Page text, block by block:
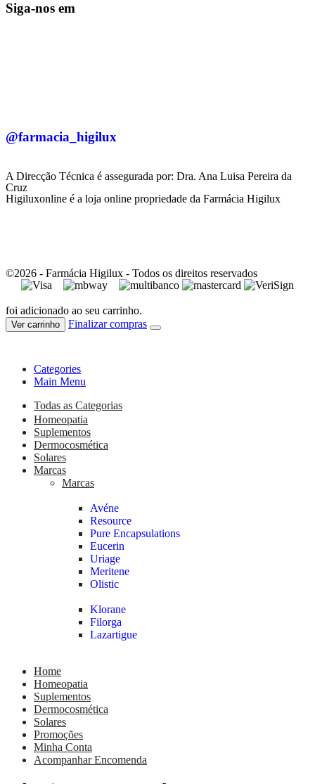
Siga-nos em
@farmacia_higilux
A Direcção Técnica é assegurada por: Dra. Ana Luisa Pereira da
Cruz
Higiluxonline é a loja online propriedade da Farmácia Higilux
©2026 - Farmácia Higilux - Todos os direitos reservados
foi adicionado ao seu carrinho.
Ver carrinho Finalizar compras
Categories
Main Menu
Todas as Categorias
Homeopatia
Suplementos
Dermocosmética
Solares
Marcas
Marcas
Avéne
Resource
Pure Encapsulations
Eucerin
Uriage
Meritene
Olistic
Klorane
Filorga
Lazartigue
Home
Homeopatia
Suplementos
Dermocosmética
Solares
Promoções
Minha Conta
Acompanhar Encomenda